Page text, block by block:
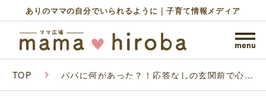
ありのママの自分でいられるように｜子育て情報メディア
TOP パパに何があった？！応答なしの玄関前で心配